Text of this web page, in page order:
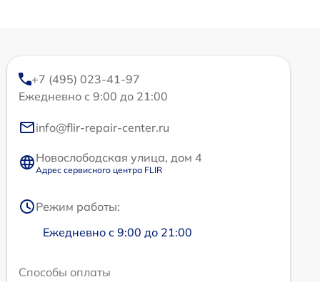
+7 (495) 023-41-97
Ежедневно с 9:00 до 21:00
info@flir-repair-center.ru
Новослободская улица, дом 4
Адрес сервисного центра FLIR
Режим работы:
Ежедневно с 9:00 до 21:00
Способы оплаты